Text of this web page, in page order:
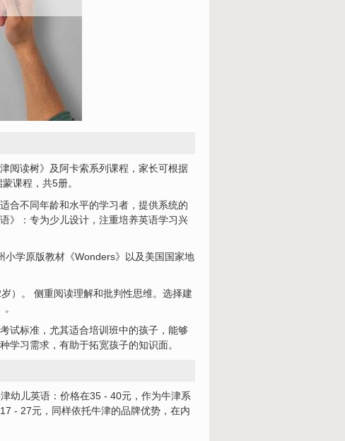
阅读树》及阿卡索系列课程，家长可根据
课程，共5册。
合不同年龄和水平的学习者，提供系统的
》：专为少儿设计，注重培养英语学习兴
学原版教材《Wonders》以及美国国家地
）。 侧重阅读理解和批判性思维。选择建
试标准，尤其适合培训班中的孩子，能够
学习需求，有助于拓宽孩子的知识面。
幼儿英语：价格在35 - 40元，作为牛津系
- 27元，同样依托牛津的品牌优势，在内